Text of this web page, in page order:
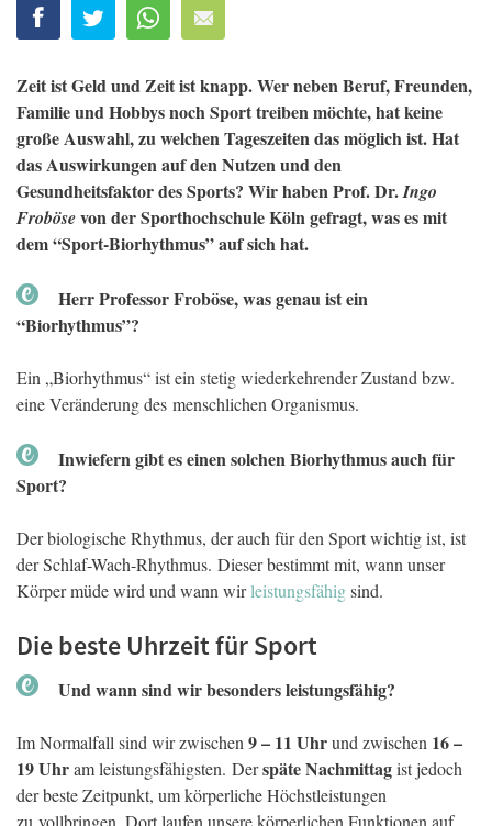
Zeit ist Geld und Zeit ist knapp. Wer neben Beruf, Freunden,
Familie und Hobbys noch Sport treiben möchte, hat keine
große Auswahl, zu welchen Tageszeiten das möglich ist. Hat
das Auswirkungen auf den Nutzen und den
Gesundheitsfaktor des Sports? Wir haben Prof. Dr.Ingo
Frobösevon der Sporthochschule Köln gefragt, was es mit
dem “Sport-Biorhythmus” auf sich hat.
Herr Professor Froböse, was genau ist ein
“Biorhythmus”?
Ein „Biorhythmus“ ist ein stetig wiederkehrender Zustand bzw.
eine Veränderung des menschlichen Organismus.
Inwiefern gibt es einen solchen Biorhythmus auch für
Sport?
Der biologische Rhythmus, der auch für den Sport wichtig ist, ist
der Schlaf-Wach-Rhythmus. Dieser bestimmt mit, wann unser
Körper müde wird und wann wirleistungsfähigsind.
Die beste Uhrzeit für Sport
Und wann sind wir besonders leistungsfähig?
Im Normalfall sind wir zwischen 9 – 11 Uhrund zwischen 16 –
19 Uhram leistungsfähigsten. Derspäte Nachmittagist jedoch
der beste Zeitpunkt, um körperliche Höchstleistungen
zu vollbringen. Dort laufen unsere körperlichen Funktionen auf